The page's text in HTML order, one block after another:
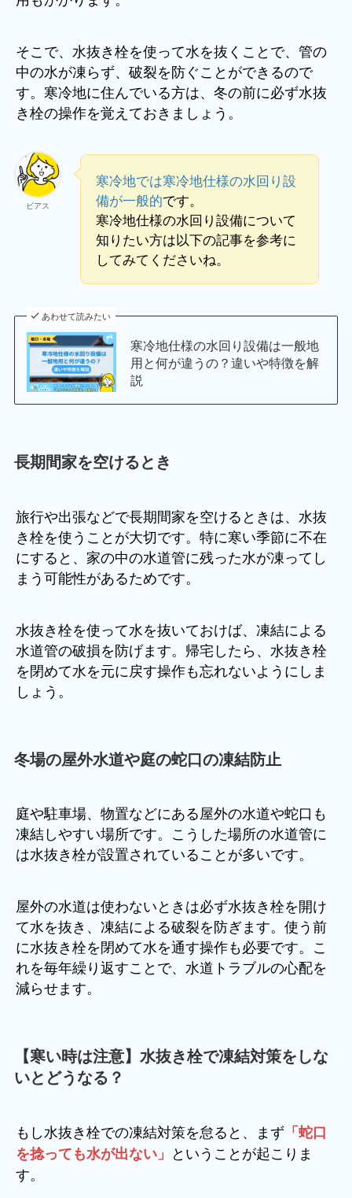
そこで、水抜き栓を使って水を抜くことで、管の
中の水が凍らず、破裂を防ぐことができるので
す。寒冷地に住んでいる方は、冬の前に必ず水抜
き栓の操作を覚えておきましょう。
ビアス
寒冷地では寒冷地仕様の水回り設
備が一般的です。
寒冷地仕様の水回り設備について
知りたい方は以下の記事を参考に
してみてくださいね。
あわせて読みたい
寒冷地仕様の水回り設備は一般地
用と何が違うの？違いや特徴を解
説
長期間家を空けるとき
旅行や出張などで長期間家を空けるときは、水抜
き栓を使うことが大切です。特に寒い季節に不在
にすると、家の中の水道管に残った水が凍ってし
まう可能性があるためです。
水抜き栓を使って水を抜いておけば、凍結による
水道管の破損を防げます。帰宅したら、水抜き栓
を閉めて水を元に戻す操作も忘れないようにしま
しょう。
冬場の屋外水道や庭の蛇口の凍結防止
庭や駐車場、物置などにある屋外の水道や蛇口も
凍結しやすい場所です。こうした場所の水道管に
は水抜き栓が設置されていることが多いです。
屋外の水道は使わないときは必ず水抜き栓を開け
て水を抜き、凍結による破裂を防ぎます。使う前
に水抜き栓を閉めて水を通す操作も必要です。こ
れを毎年繰り返すことで、水道トラブルの心配を
減らせます。
【寒い時は注意】水抜き栓で凍結対策をしな
いとどうなる？
もし水抜き栓での凍結対策を怠ると、まず「蛇口
を捻っても水が出ない」 ということが起こりま
す。